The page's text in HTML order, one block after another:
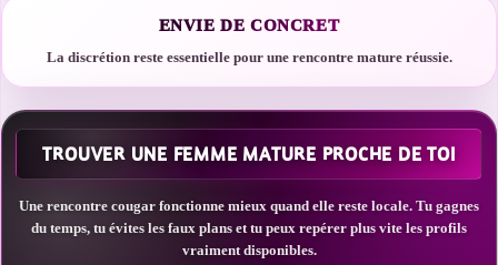
ENVIE DE CONCRET
La discrétion reste essentielle pour une rencontre mature réussie.
TROUVER UNE FEMME MATURE PROCHE DE TOI
Une rencontre cougar fonctionne mieux quand elle reste locale. Tu gagnes
du temps, tu évites les faux plans et tu peux repérer plus vite les profils
vraiment disponibles.